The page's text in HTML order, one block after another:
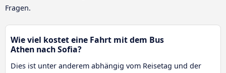
Fragen.
Wie viel kostet eine Fahrt mit dem Bus
Athen nach Sofia?
Dies ist unter anderem abhängig vom Reisetag und der